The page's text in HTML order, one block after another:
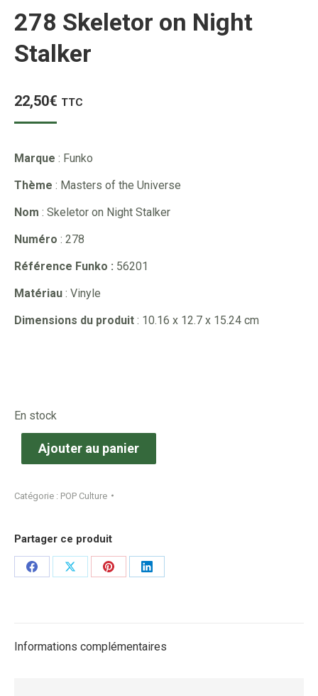
278 Skeletor on Night
Stalker
22,50€ TTC
Marque : Funko
Thème : Masters of the Universe
Nom : Skeletor on Night Stalker
Numéro : 278
Référence Funko : 56201
Matériau : Vinyle
Dimensions du produit : 10.16 x 12.7 x 15.24 cm
En stock
Ajouter au panier
Catégorie : POP Culture
Partager ce produit
Share
Share
Share
Share
Informations complémentaires